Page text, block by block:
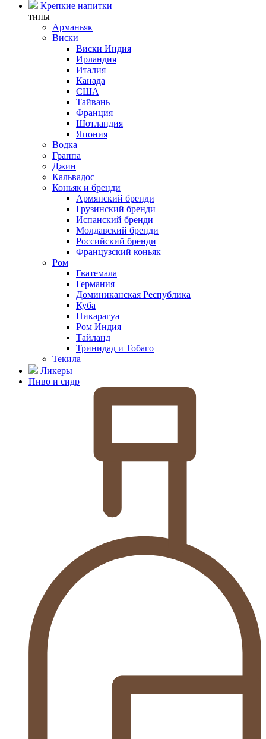
Крепкие напитки
типы
Арманьяк
Виски
Виски Индия
Ирландия
Италия
Канада
США
Тайвань
Франция
Шотландия
Япония
Водка
Граппа
Джин
Кальвадос
Коньяк и бренди
Армянский бренди
Грузинский бренди
Испанский бренди
Молдавский бренди
Российский бренди
Французский коньяк
Ром
Гватемала
Германия
Доминиканская Республика
Куба
Никарагуа
Ром Индия
Тайланд
Тринидад и Тобаго
Текила
Ликеры
Пиво и сидр